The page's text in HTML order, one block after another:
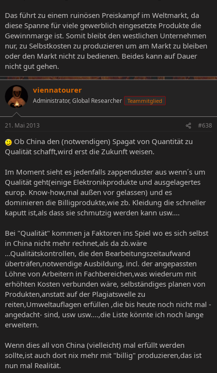
Das führt zu einem ruinösen Preiskampf im Weltmarkt, da
diese Spanne für viele gewerblich eingesetzte Produkte die
Gewinnmarge ist. Somit bleibt den westlichen Unternehmen
nur, zu Selbstkosten zu produzieren um am Markt zu bleiben
oder den Markt nicht zu bedienen. Beides kann auf Dauer
nicht gut gehen.
viennatourer
Administrator, Global Researcher Teammitglied
21. Mai 2013 #638
Ob China den (notwendigen) Spagat von Quantität zu
Qualität schafft,wird erst die Zukunft weisen.
Im Moment sieht es jedenfalls zappenduster aus wenn´s um
Qualität geht(einige Elektronikprodukte und ausgelagertes
europ. Know-how,mal außen vor gelassen) und es
dominieren die Billigprodukte,wie zb. Kleidung die schneller
kaputt ist,als dass sie schmutzig werden kann usw....
Bei "Qualität" kommen ja Faktoren ins Spiel wo es sich selbst
in China nicht mehr rechnet,als da zb.wäre
...Qualitätskontrollen, die den Bearbeitungszeitaufwand
überträfen,notwendige Ausbildung, incl. der angepassten
Löhne von Arbeitern in Fachbereichen,was wiederum mit
erhöhten Kosten verbunden wäre, selbständiges planen von
Produkten,anstatt auf der Plagiatswelle zu
reiten,Umweltauflagen erfüllen ,die bis heute noch nicht mal -
angedacht- sind, usw usw....,die Liste könnte ich noch lange
erweitern.
Wenn dies all von China (vielleicht) mal erfüllt werden
sollte,ist auch dort nix mehr mit "billig" produzieren,das ist
nun mal Realität.